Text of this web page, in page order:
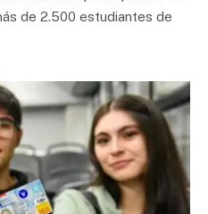
de 2.500 estudiantes de